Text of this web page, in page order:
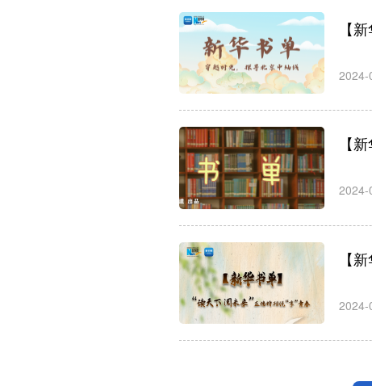
【
2024-
【
2024-
【
2024-
中国国家博物馆廖